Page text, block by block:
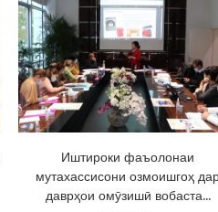
Иштироки фаъолонаи
мутахассисони озмоишгоҳ
даврҳои омӯзишӣ вобаста...